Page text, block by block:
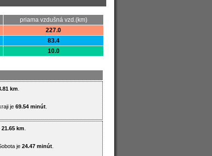
priama vzdušná vzd.(km)
227.0
83.4
10.0
km
je 69.54 minút
21.65 km
je 24.47 minút